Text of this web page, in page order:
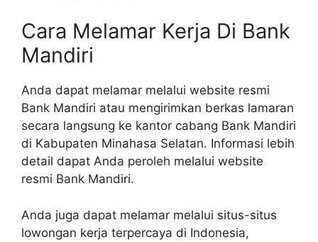
Cara Melamar Kerja Di Bank
Mandiri
Anda dapat melamar melalui website resmi
Bank Mandiri atau mengirimkan berkas lamaran
secara langsung ke kantor cabang Bank Mandiri
di Kabupaten Minahasa Selatan. Informasi lebih
detail dapat Anda peroleh melalui website
resmi Bank Mandiri.
Anda juga dapat melamar melalui situs-situs
lowongan kerja terpercaya di Indonesia,